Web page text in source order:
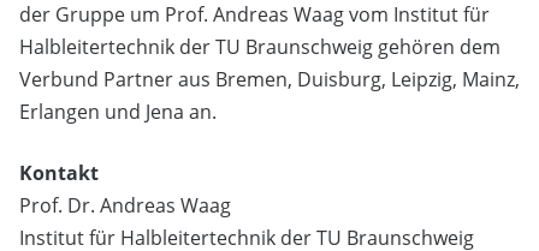
der Gruppe um Prof. Andreas Waag vom Institut für
Halbleitertechnik der TU Braunschweig gehören dem
Verbund Partner aus Bremen, Duisburg, Leipzig, Mainz,
Erlangen und Jena an.
Kontakt
Prof. Dr. Andreas Waag
Institut für Halbleitertechnik der TU Braunschweig